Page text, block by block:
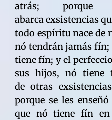
atrás; porque
abarca exsistencias
todo espíritu nace de
nó tendrán jamás fín;
tiene fín; y el
sus hijos, nó tiene
de otras
porque se les
que nó tiene fín en